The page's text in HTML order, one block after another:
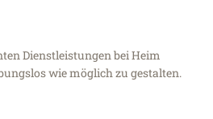
Dienstleistungen bei Heim
wie möglich zu gestalten.